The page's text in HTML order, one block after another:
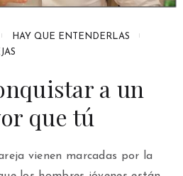
HAY QUE ENTENDERLAS
a un
que tú
vienen marcadas por la